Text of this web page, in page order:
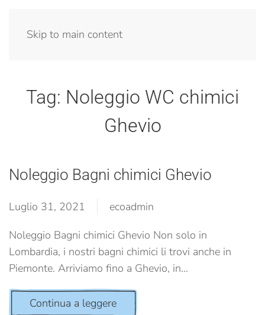
Skip to main content
Tag: Noleggio WC chimici
Ghevio
Noleggio Bagni chimici Ghevio
Luglio 31, 2021
ecoadmin
Noleggio Bagni chimici Ghevio Non solo in
Lombardia, i nostri bagni chimici li trovi anche in
Piemonte. Arriviamo fino a Ghevio, in...
Continua a leggere